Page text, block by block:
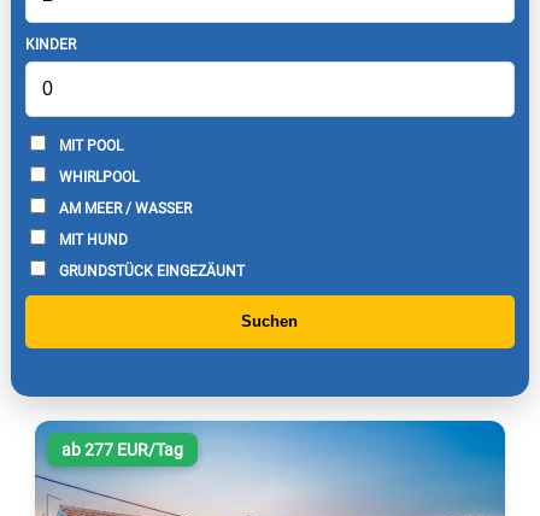
KINDER
MIT POOL
WHIRLPOOL
AM MEER / WASSER
MIT HUND
GRUNDSTÜCK EINGEZÄUNT
Suchen
ab 277 EUR/Tag